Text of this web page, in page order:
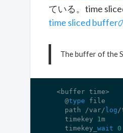
ている。time
time sliced buffer
The buffer of the
  <buffer time>
    @
type file
    path /var/
log/
    timekey
1m
    timekey_
wait
0